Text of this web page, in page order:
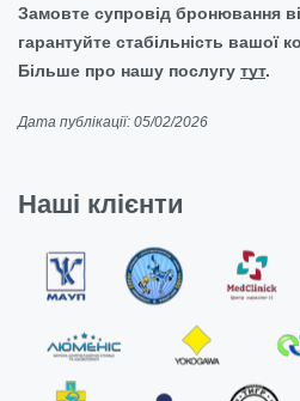
Замовте супровід бронювання
гарантуйте стабільність вашої
Більше про нашу послугу тут.
Дата публікації: 05/02/2026
Наші клієнти